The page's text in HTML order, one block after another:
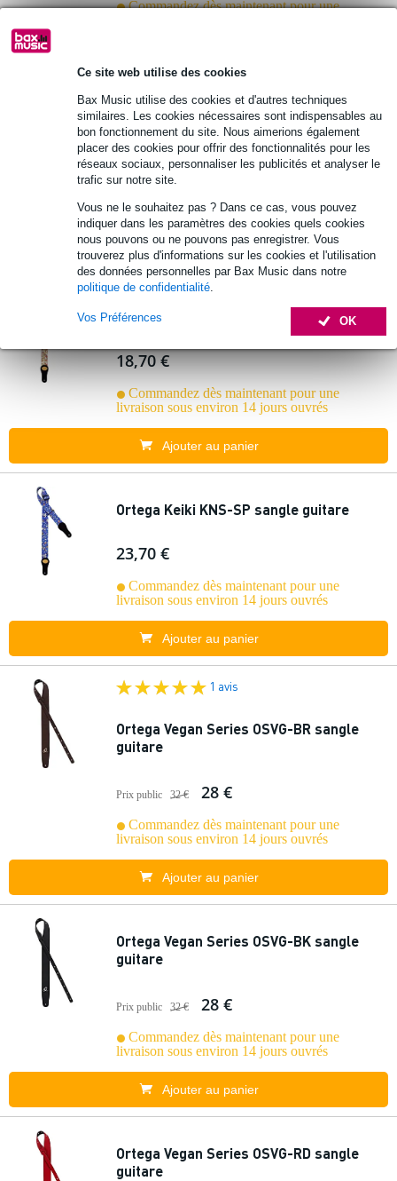
Ce site web utilise des cookies
Bax Music utilise des cookies et d'autres techniques
similaires. Les cookies nécessaires sont indispensables au
bon fonctionnement du site. Nous aimerions également
placer des cookies pour offrir des fonctionnalités pour les
réseaux sociaux, personnaliser les publicités et analyser le
trafic sur notre site.
Vous ne le souhaitez pas ? Dans ce cas, vous pouvez
indiquer dans les paramètres des cookies quels cookies
nous pouvons ou ne pouvons pas enregistrer. Vous
trouverez plus d'informations sur les cookies et l'utilisation
des données personnelles par Bax Music dans notre
politique de confidentialité
OK
Vos Préférences
Commandez dès maintenant pour une
Ortega Keiki KNS-TM sangle guitare
Prix public 18,70 € 14,90 €
Commandez dès maintenant pour une
livraison sous environ 14 jours ouvrés
Ajouter au panier
Ortega Keiki KNS-VP sangle guitare
18,70 €
Commandez dès maintenant pour une
livraison sous environ 14 jours ouvrés
Ajouter au panier
Ortega Keiki KNS-SP sangle guitare
23,70 €
Commandez dès maintenant pour une
livraison sous environ 14 jours ouvrés
Ajouter au panier
1 avis
Ortega Vegan Series OSVG-BR sangle
guitare
Prix public 32 € 28 €
Commandez dès maintenant pour une
livraison sous environ 14 jours ouvrés
Ajouter au panier
Ortega Vegan Series OSVG-BK sangle
guitare
Prix public 32 € 28 €
Commandez dès maintenant pour une
livraison sous environ 14 jours ouvrés
Ajouter au panier
Ortega Vegan Series OSVG-RD sangle
guitare